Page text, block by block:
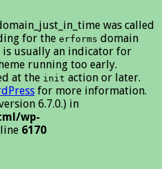
was called
for the erforms domain
usually an indicator for
running too early.
at the init action or later.
for more information.
6.7.0.) in
wp-
6170